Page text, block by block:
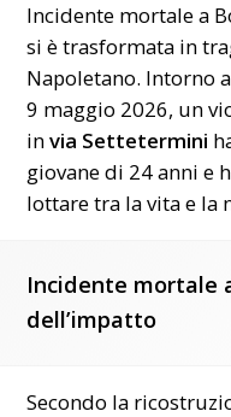
Incidente mortale a
si è trasformata in
Napoletano. Intorno
9 maggio 2026, un
invia Settetermini
giovane di 24 anni e
lottare tra la vita e la
Incidente mortale
dell’impatto
Secondo la